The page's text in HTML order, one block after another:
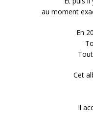
au moment
En
Cet
Il